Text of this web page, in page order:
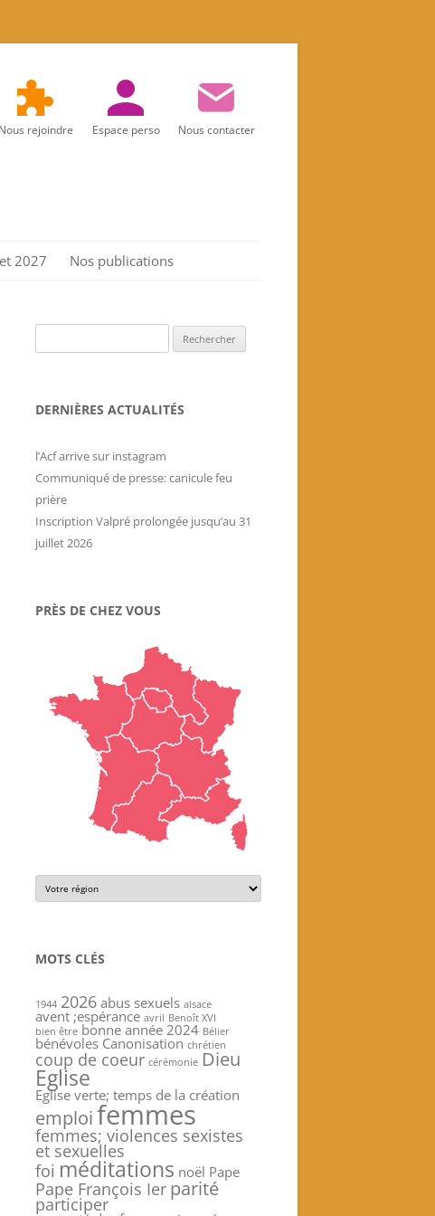
Nous rejoindre Espace perso Nous contacter
2027 Nos publications
Marie
Les Actes de l’association
Livres historiques de
Secrets culinaires de famille
DERNIÈRES ACTUALITÉS
l’Acf arrive sur instagram
Communiqué de presse: canicule feu
prière
Inscription Valpré prolongée jusqu’au 31
juillet 2026
PRÈS DE CHEZ VOUS
MOTS CLÉS
1944 2026 abus sexuels alsace
avent ;espérance avril Benoît XVI
bien être bonne année 2024 Bélier
bénévoles Canonisation chrétien
coup de coeur cérémonie Dieu
Eglise
Eglise verte; temps de la création
emploifemmes
femmes; violences sexistes
et sexuelles
foi méditations noël Pape
Pape François Ier parité
participer